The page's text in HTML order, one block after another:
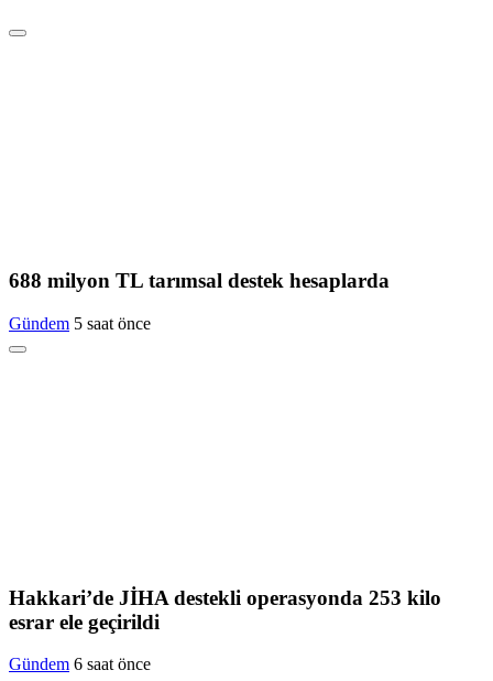
688 milyon TL tarımsal destek hesaplarda
Gündem 5 saat önce
Hakkari’de JİHA destekli operasyonda 253 kilo
esrar ele geçirildi
Gündem 6 saat önce